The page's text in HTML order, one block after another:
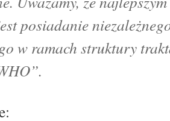
posiadanie
w ramach struktury